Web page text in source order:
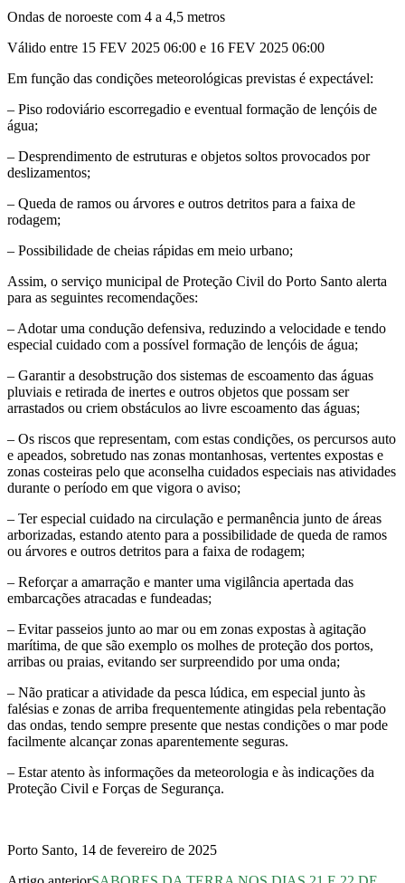
Ondas de noroeste com 4 a 4,5 metros
Válido entre 15 FEV 2025 06:00 e 16 FEV 2025 06:00
Em função das condições meteorológicas previstas é expectável:
– Piso rodoviário escorregadio e eventual formação de lençóis de
água;
– Desprendimento de estruturas e objetos soltos provocados por
deslizamentos;
– Queda de ramos ou árvores e outros detritos para a faixa de
rodagem;
– Possibilidade de cheias rápidas em meio urbano;
Assim, o serviço municipal de Proteção Civil do Porto Santo alerta
para as seguintes recomendações:
– Adotar uma condução defensiva, reduzindo a velocidade e tendo
especial cuidado com a possível formação de lençóis de água;
– Garantir a desobstrução dos sistemas de escoamento das águas
pluviais e retirada de inertes e outros objetos que possam ser
arrastados ou criem obstáculos ao livre escoamento das águas;
– Os riscos que representam, com estas condições, os percursos auto
e apeados, sobretudo nas zonas montanhosas, vertentes expostas e
zonas costeiras pelo que aconselha cuidados especiais nas atividades
durante o período em que vigora o aviso;
– Ter especial cuidado na circulação e permanência junto de áreas
arborizadas, estando atento para a possibilidade de queda de ramos
ou árvores e outros detritos para a faixa de rodagem;
– Reforçar a amarração e manter uma vigilância apertada das
embarcações atracadas e fundeadas;
– Evitar passeios junto ao mar ou em zonas expostas à agitação
marítima, de que são exemplo os molhes de proteção dos portos,
arribas ou praias, evitando ser surpreendido por uma onda;
– Não praticar a atividade da pesca lúdica, em especial junto às
falésias e zonas de arriba frequentemente atingidas pela rebentação
das ondas, tendo sempre presente que nestas condições o mar pode
facilmente alcançar zonas aparentemente seguras.
– Estar atento às informações da meteorologia e às indicações da
Proteção Civil e Forças de Segurança.
Porto Santo, 14 de fevereiro de 2025